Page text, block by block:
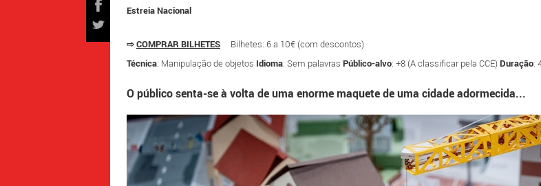
Estreia Nacional
⇨COMPRAR BILHETES
Bilhetes: 6 a 10€ (com descontos)
Técnica: Manipulação de objetos Idioma: Sem palavras Público-alvo: +8 (A classificar pela CCE)Duração:
O público senta-se à volta de uma enorme maquete de uma cidade adormecida...